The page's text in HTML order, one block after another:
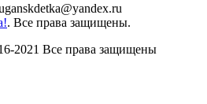
. Все права защищены.
2021 Все права защищены